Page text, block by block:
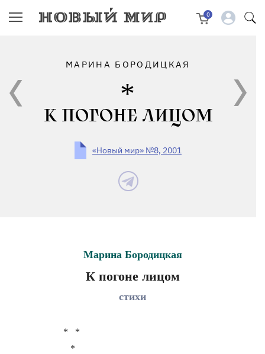
0
МАРИНА БОРОДИЦКАЯ
К ПОГОНЕ ЛИЦОМ
«Новый мир» №8, 2001
Марина Бородицкая
К погоне лицом
стихи
   *   *
      *